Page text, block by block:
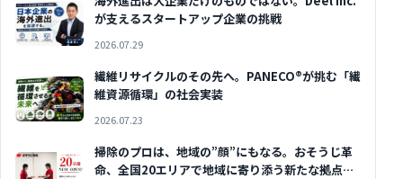
が支えるスタートアップ企業の挑戦
2026.07.29
繊維リサイクルのその先へ。PANECO®が挑む「繊
維資源循環」の社会実装
2026.07.23
掃除のプロは、地域の”顔”にもなる。おそうじ革
命、全国20エリアで地域に寄り添う新たな拠点を